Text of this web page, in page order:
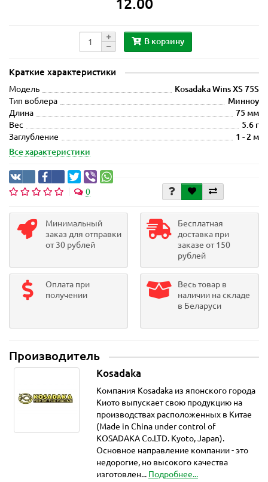
12.00
В корзину
Краткие характеристики
Модель
Kosadaka Wins XS 75S
Тип воблера
Минноу
Длина
75 мм
Вес
5.6 г
Заглубление
1 - 2 м
Все характеристики
0
Минимальный
заказ для отправки
от 30 рублей
Бесплатная
доставка при
заказе от 150
рублей
Оплата при
получении
Весь товар в
наличии на складе
в Беларуси
Производитель
Kosadaka
Компания Kosadaka из японского города
Киото выпускает свою продукцию на
производствах расположенных в Китае
(Made in China under control of
KOSADAKA Co.LTD. Kyoto, Japan).
Основное направление компании - это
недорогие, но высокого качества
изготовлен... Подробнее...